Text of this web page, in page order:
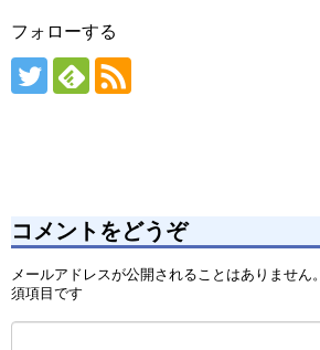
フォローする
コメントをどうぞ
メールアドレスが公開されることはありません。
須項目です